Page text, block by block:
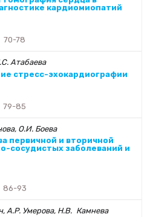
кардиомиопатий
70-78
Атабаева
стресс-эхокардиографии
79-85
О.И. Боева
первичной и вторичной
сосудистых заболеваний и
86-93
А.Р. Умерова, Н.В. Камнева